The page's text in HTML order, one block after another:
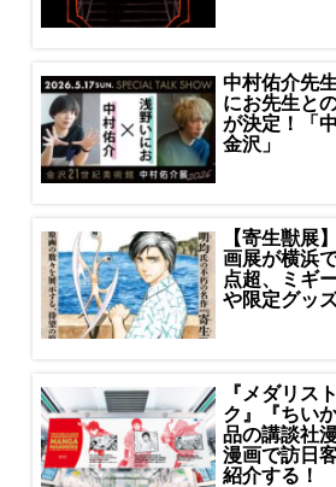
中村佑介先
にお先生と
が決定！「
金沢」
【寄生獣展
画展が横浜
点超、ミギ
や限定グッ
『メダリス
ク』『ちい
品の講談社
漫画で訪日
紹介する！